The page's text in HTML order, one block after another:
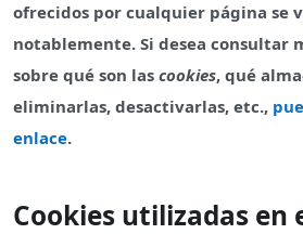
ofrecidos por cualquier página se
notablemente. Si desea consultar
sobre qué son las cookies, qué
eliminarlas, desactivarlas, etc.,
enlace.
Cookies utilizadas en